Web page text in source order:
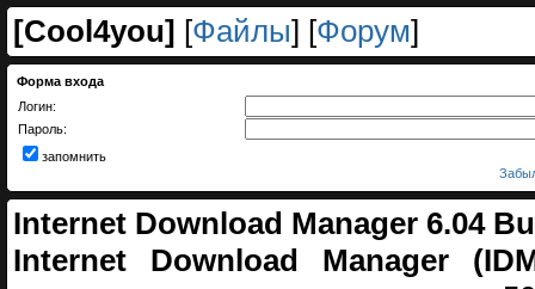
[Cool4you] [Файлы] [Форум]
Форма входа
Логин:
Пароль:
запомнить
Internet Download Manager 6.04
Internet Download Manager